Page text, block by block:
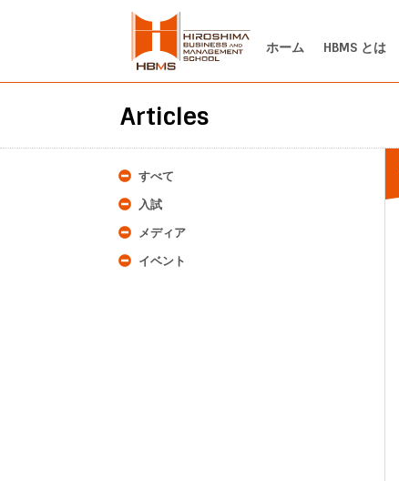
ホーム HBMS とは
Articles
すべて
入試
メディア
イベント